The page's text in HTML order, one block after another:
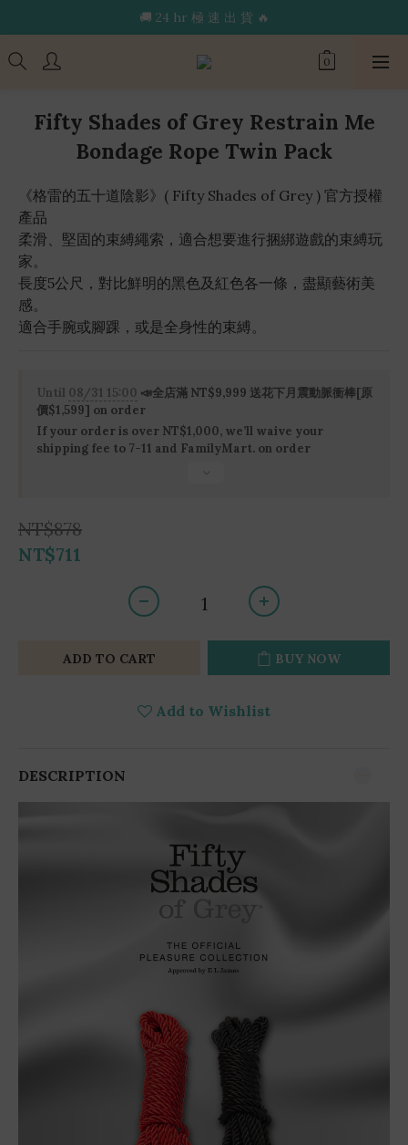
🔥限 時 送 玩 具 消 毒 袋🔥
🔥限 時 送 玩 具 消 毒 袋🔥
Fifty Shades of Grey Restrain Me
Bondage Rope Twin Pack
《格雷的五十道陰影》( Fifty Shades of Grey ) 官方授權
產品
柔滑、堅固的束縛繩索，適合想要進行捆綁遊戲的束縛玩
家。
長度5公尺，對比鮮明的黑色及紅色各一條，盡顯藝術美
感。
適合手腕或腳踝，或是全身性的束縛。
Until 08/31 15:00 📣全店滿 NT$9,999 送花下月震動脈衝棒[原
價$1,599] on order
If your order is over NT$1,000, we’ll waive your
shipping fee to 7-11 and FamilyMart. on order
NT$878
NT$711
ADD TO CART BUY NOW
Add to Wishlist
DESCRIPTION